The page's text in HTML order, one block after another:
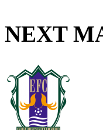
NEXT